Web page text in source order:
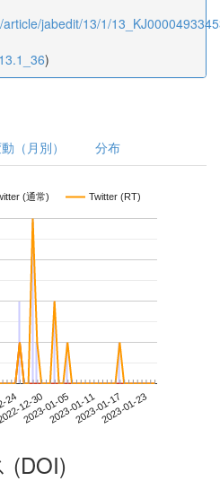
jabedit/13/1/
)
（月別） 分布
(通常) Twitter (RT)
2412-30
2023-01-052023-01-112023-01-172023-01-23
(DOI)